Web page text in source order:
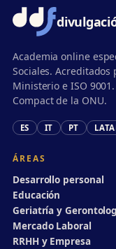
Academia online
Sociales. Acreditados
Ministerio e ISO
Compact de la ONU.
ES IT PT
ÁREAS
Desarrollo personal
Educación
Geriatría y
Mercado Laboral
RRHH y Empresa